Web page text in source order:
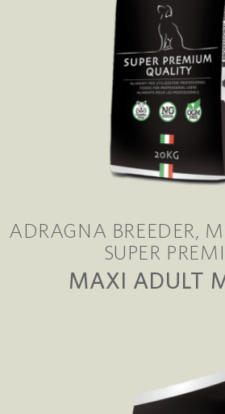
ADRAGNA BREEDER
SUPER
MAXI ADULT